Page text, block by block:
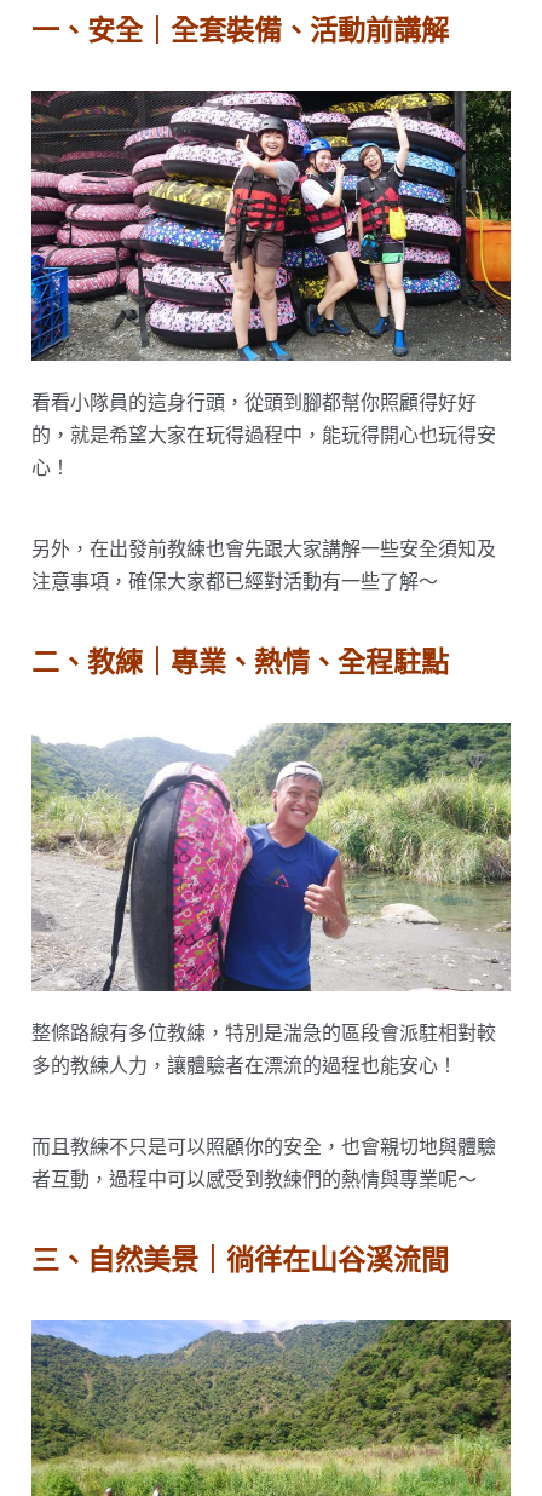
一、安全｜全套裝備、 活動前講解
看看小隊員的這身行頭，從頭到腳都幫你照顧得好好
的，就是希望大家在玩得過程中，能玩得開心也玩得安
心！
另外，在出發前教練也會先跟大家講解一些安全須知及
注意事項，確保大家都已經對活動有一些了解～
二、教練｜專業、熱情、全程駐點
整條路線有多位教練，特別是湍急的區段會派駐相對較
多的教練人力，讓體驗者在漂流的過程也能安心！
而且教練不只是可以照顧你的安全，也會親切地與體驗
者互動，過程中可以感受到教練們的熱情與專業呢～
三、自然美景｜徜徉在山谷溪流間